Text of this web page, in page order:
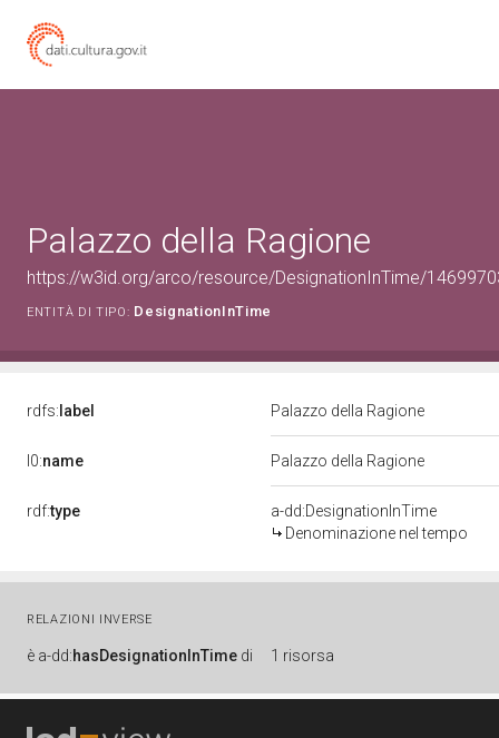
Palazzo della Ragione
https://w3id.org/arco/resource/DesignationInTime/
ENTITÀ DI TIPO: DesignationInTime
rdfs: label Palazzo della Ragione
l0:name Palazzo della Ragione
rdf:type
a-dd:DesignationInTime
Denominazione nel tempo
RELAZIONI INVERSE
è a-dd:hasDesignationInTime di 1 risorsa